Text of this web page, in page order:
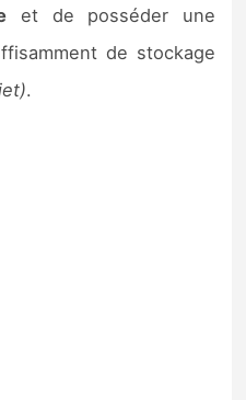
et de posséder une
de stockage
.